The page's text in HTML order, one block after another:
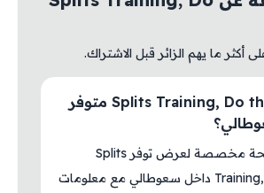
أكثر ما يهم الزائر قبل الاشتراك.
هل Splits Training, Do the Splits متوفر
نعم، هذه الصفحة مخصصة لعرض توفر Splits
Training, Do the Splits داخل سعوطالي مع معلومات